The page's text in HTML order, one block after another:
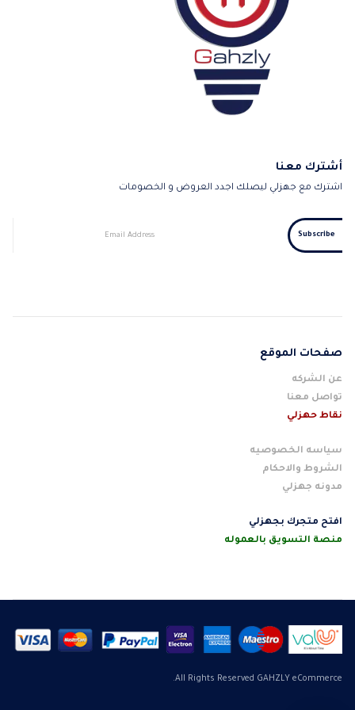
أشترك معنا
اشترك مع جهزلي ليصلك اجدد العروض و الخصومات
صفحات الموقع
عن الشركه
تواصل معنا
نقاط حهزلي
سياسه الخصوصيه
الشروط والاحكام
مدونه جهزلي
افتح متجرك بجهزلي
منصة التسويق بالعموله
All Rights Reserved GAHZLY eCommerce.